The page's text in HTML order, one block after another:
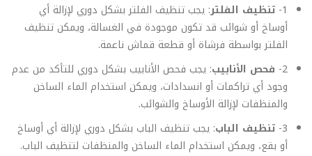
1- تنظيف الفلتر: يجب تنظيف الفلتر بشكل دوري لإزالة أي
أوساخ أو شوائب قد تكون موجودة في الغسالة، ويمكن تنظيف
الفلتر بواسطة فرشاة أو قطعة قماش ناعمة.
2- فحص الأنابيب: يجب فحص الأنابيب بشكل دوري للتأكد من عدم
وجود أي تراكمات أو انسدادات، ويمكن استخدام الماء الساخن
والمنظفات لإزالة الأوساخ والشوائب.
3- تنظيف الباب: يجب تنظيف الباب بشكل دوري لإزالة أي أوساخ
أو بقع، ويمكن استخدام الماء الساخن والمنظفات لتنظيف الباب.